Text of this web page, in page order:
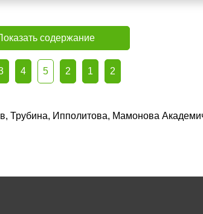
содержание
4 5 2 1 2
Трубина, Ипполитова, Мамонова